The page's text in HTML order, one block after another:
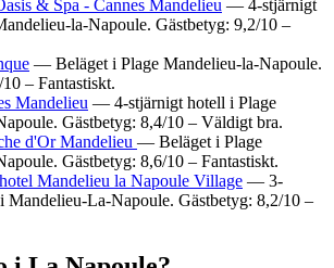
& Spa - Cannes Mandelieu — 4-stjärnigt
la-Napoule. Gästbetyg: 9,2/10 –
— Beläget i Plage Mandelieu-la-Napoule.
– Fantastiskt.
Mandelieu — 4-stjärnigt hotell i Plage
Gästbetyg: 8,4/10 – Väldigt bra.
d'Or Mandelieu — Beläget i Plage
Gästbetyg: 8,6/10 – Fantastiskt.
Mandelieu la Napoule Village — 3-
Mandelieu-La-Napoule. Gästbetyg: 8,2/10 –